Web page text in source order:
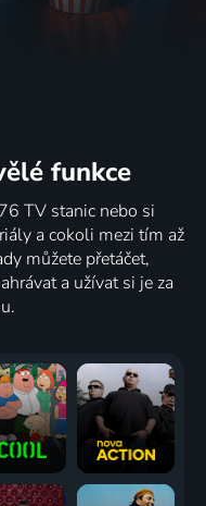
funkce
TV stanic nebo si
a cokoli mezi tím až
můžete přetáčet,
a užívat si je za